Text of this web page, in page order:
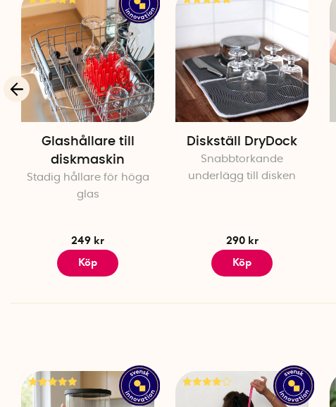
Glashållare till
diskmaskin
Stadig hållare för höga
glas
249 kr
Köp
Diskställ DryDock
Snabbtorkande
underlägg till disken
290 kr
Köp